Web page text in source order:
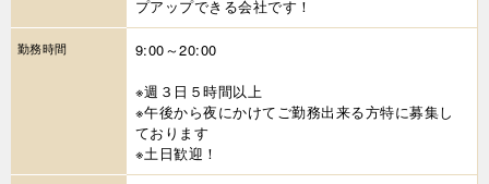
プアップできる会社です！
勤務時間
9:00～20:00
※週３日５時間以上
※午後から夜にかけてご勤務出来る方特に募集し
ております
※土日歓迎！